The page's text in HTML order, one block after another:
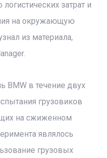
затрат и
на окружающую
из материала,
BMW в течение двух
грузовиков
на сжиженном
являлось
грузовых